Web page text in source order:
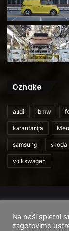
Oznake
audi bmw
karantanija
samsung skoda
volkswagen
Domov
Na naši spletni
zagotovimo